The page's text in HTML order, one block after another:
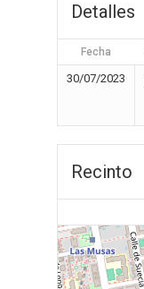
Detalles
Fecha
30/07/2023
Recinto